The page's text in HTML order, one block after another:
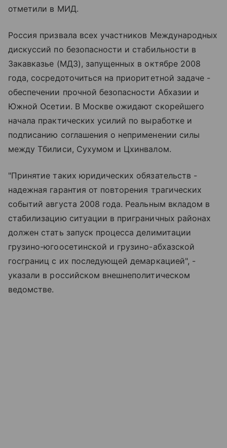
отметили в МИД.
Россия призвала всех участников Международных
дискуссий по безопасности и стабильности в
Закавказье (МДЗ), запущенных в октябре 2008
года, сосредоточиться на приоритетной задаче -
обеспечении прочной безопасности Абхазии и
Южной Осетии. В Москве ожидают скорейшего
начала практических усилий по выработке и
подписанию соглашения о неприменении силы
между Тбилиси, Сухумом и Цхинвалом.
"Принятие таких юридических обязательств -
надежная гарантия от повторения трагических
событий августа 2008 года. Реальным вкладом в
стабилизацию ситуации в приграничных районах
должен стать запуск процесса делимитации
грузино-югоосетинской и грузино-абхазской
госграниц с их последующей демаркацией", -
указали в российском внешнеполитическом
ведомстве.